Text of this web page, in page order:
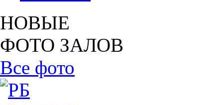
НОВЫЕ
ФОТО ЗАЛОВ
Все фото